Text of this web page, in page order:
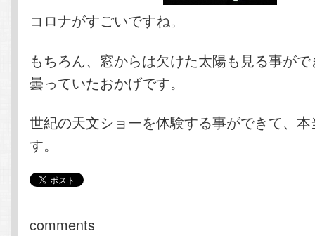
コロナがすごいですね。
もちろん、窓からは欠けた太陽も見る事が
曇っていたおかげです。
世紀の天文ショーを体験する事ができて、
す。
comments